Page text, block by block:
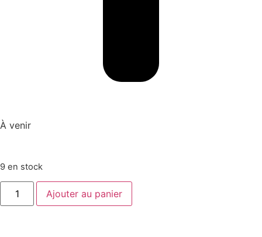
À venir
9 en stock
Ajouter au panier